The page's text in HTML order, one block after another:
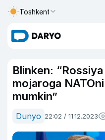
Toshkent
Blinken:
mojaroga
mumkin”
Dunyo 22:02 / 11.12.2023